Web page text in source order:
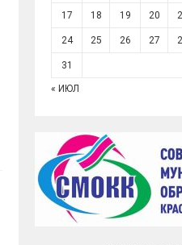
17 18 19 20
24 25 26 27
31
« ИЮЛ